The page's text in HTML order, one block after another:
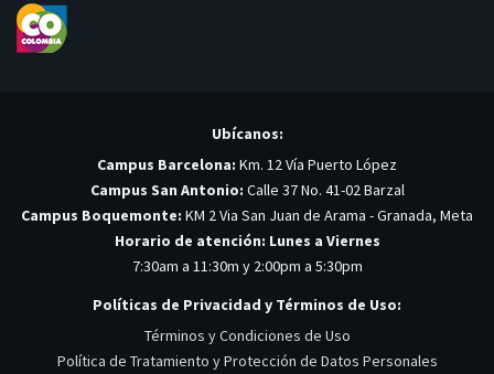
Ubícanos:
Campus Barcelona: Km. 12 Vía Puerto López
Campus San Antonio: Calle 37 No. 41-02 Barzal
Campus Boquemonte: KM 2 Via San Juan de Arama - Granada, Meta
Horario de atención: Lunes a Viernes
7:30am a 11:30m y 2:00pm a 5:30pm
Políticas de Privacidad y Términos de Uso:
Términos y Condiciones de Uso
Política de Tratamiento y Protección de Datos Personales